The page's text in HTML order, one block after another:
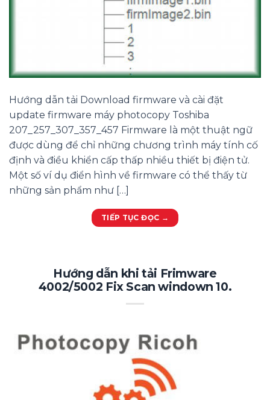
Hướng dẫn tải Download firmware và cài đặt
update firmware máy photocopy Toshiba
207_257_307_357_457 Firmware là một thuật ngữ
được dùng để chỉ những chương trình máy tính cố
định và điều khiển cấp thấp nhiều thiết bị điện tử.
Một số ví dụ điển hình về firmware có thể thấy từ
những sản phẩm như […]
TIẾP TỤC ĐỌC →
Hướng dẫn khi tải Frimware
4002/5002 Fix Scan windown 10.